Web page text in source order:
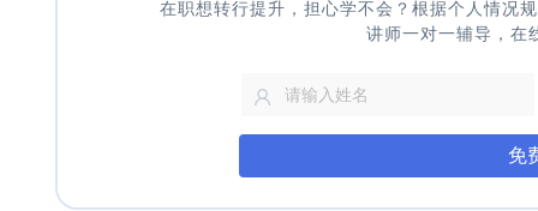
在职想转行提升，担心学不会？根据个人情况
讲师一对一辅导，在
免